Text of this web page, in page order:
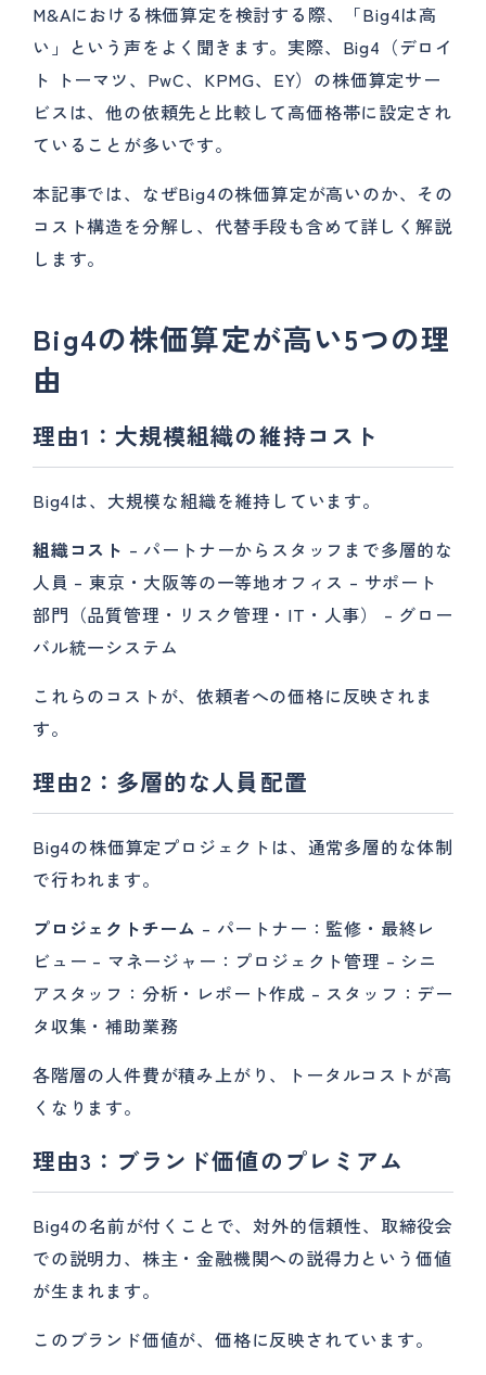
M&Aにおける株価算定を検討する際、「Big4は高
い」という声をよく聞きます。実際、Big4（デロイ
ト トーマツ、PwC、KPMG、EY）の株価算定サー
ビスは、他の依頼先と比較して高価格帯に設定され
ていることが多いです。
本記事では、なぜBig4の株価算定が高いのか、その
コスト構造を分解し、代替手段も含めて詳しく解説
します。
Big4の株価算定が高い5つの理
由
理由1：大規模組織の維持コスト
Big4は、大規模な組織を維持しています。
組織コスト – パートナーからスタッフまで多層的な
人員 – 東京・大阪等の一等地オフィス – サポート
部門（品質管理・リスク管理・IT・人事） – グロー
バル統一システム
これらのコストが、依頼者への価格に反映されま
す。
理由2：多層的な人員配置
Big4の株価算定プロジェクトは、通常多層的な体制
で行われます。
プロジェクトチーム – パートナー：監修・最終レ
ビュー – マネージャー：プロジェクト管理 – シニ
アスタッフ：分析・レポート作成 – スタッフ：デー
タ収集・補助業務
各階層の人件費が積み上がり、トータルコストが高
くなります。
理由3：ブランド価値のプレミアム
Big4の名前が付くことで、対外的信頼性、取締役会
での説明力、株主・金融機関への説得力という価値
が生まれます。
このブランド価値が、価格に反映されています。